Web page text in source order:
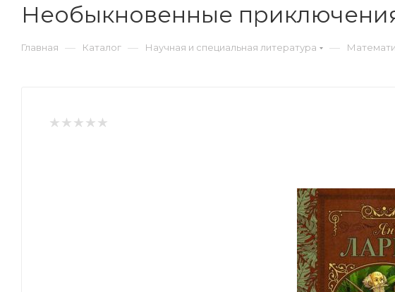
Необыкновенные
Главная — Каталог — Научная и специальная литература —